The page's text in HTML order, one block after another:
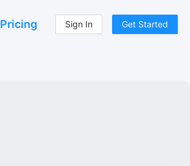
Pricing Sign In Get Started